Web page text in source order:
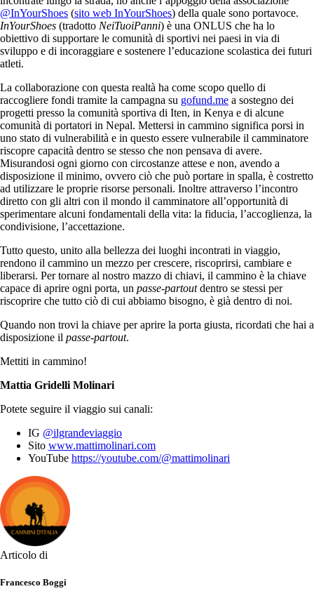
@InYourShoes (sito web InYourShoes) della quale sono portavoce.
InYourShoes (tradotto NeiTuoiPanni) è una ONLUS che ha lo
obiettivo di supportare le comunità di sportivi nei paesi in via di
sviluppo e di incoraggiare e sostenere l’educazione scolastica dei futuri
atleti.
La collaborazione con questa realtà ha come scopo quello di
raccogliere fondi tramite la campagna su gofund.me a sostegno dei
progetti presso la comunità sportiva di Iten, in Kenya e di alcune
comunità di portatori in Nepal. Mettersi in cammino significa porsi in
uno stato di vulnerabilità e in questo essere vulnerabile il camminatore
riscopre capacità dentro se stesso che non pensava di avere.
Misurandosi ogni giorno con circostanze attese e non, avendo a
disposizione il minimo, ovvero ciò che può portare in spalla, è costretto
ad utilizzare le proprie risorse personali. Inoltre attraverso l’incontro
diretto con gli altri con il mondo il camminatore all’opportunità di
sperimentare alcuni fondamentali della vita: la fiducia, l’accoglienza, la
condivisione, l’accettazione.
Tutto questo, unito alla bellezza dei luoghi incontrati in viaggio,
rendono il cammino un mezzo per crescere, riscoprirsi, cambiare e
liberarsi. Per tornare al nostro mazzo di chiavi, il cammino è la chiave
capace di aprire ogni porta, un passe-partoutdentro se stessi per
riscoprire che tutto ciò di cui abbiamo bisogno, è già dentro di noi.
Quando non trovi la chiave per aprire la porta giusta, ricordati che hai a
disposizione il passe-partout.
Mettiti in cammino!
Mattia Gridelli Molinari
Potete seguire il viaggio sui canali:
IG @ilgrandeviaggio
Sito www.mattimolinari.com
YouTube https://youtube.com/@mattimolinari
Articolo di
Francesco Boggi